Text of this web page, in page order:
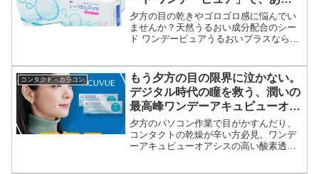
たの瞳に最高の休息を。
夕方の目の乾きやゴロゴロ感に悩んでい
ませんか？天然うるおい成分配合のシー
ド ワンデーピュアうるおいプラスなら、
賢く、快適にサポートします。
コンタクト・カラコン
もう夕方の目の限界に泣かない。
デジタル時代の瞳を救う、潤いの
最高峰ワンデーアキュビューオア
シスで輝く毎日へ
夕方のパソコン作業で目がかすんだり、
コンタクトの乾燥が辛い方必見。ワンデ
ーアキュビューオアシスの高い酸素透過